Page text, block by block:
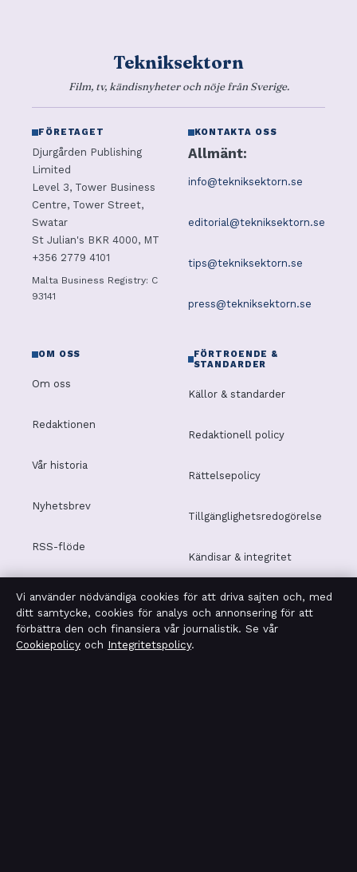
Tekniksektorn
Film, tv, kändisnyheter och nöje från Sverige.
FÖRETAGET
Djurgården Publishing
Limited
Level 3, Tower Business
Centre, Tower Street,
Swatar
St Julian's BKR 4000, MT
+356 2779 4101
Malta Business Registry: C
93141
KONTAKTA OSS
Allmänt:
info@tekniksektorn.se
editorial@tekniksektorn.se
tips@tekniksektorn.se
press@tekniksektorn.se
OM OSS
Om oss
Redaktionen
Vår historia
Nyhetsbrev
RSS-flöde
FÖRTROENDE &
STANDARDER
Källor & standarder
Redaktionell policy
Rättelsepolicy
Tillgänglighetsredogörelse
Kändisar & integritet
Integritetspolicy
Vi använder nödvändiga cookies för att driva sajten och, med
ditt samtycke, cookies för analys och annonsering för att
förbättra den och finansiera vår journalistik. Se vår
Cookiepolicy och Integritetspolicy.